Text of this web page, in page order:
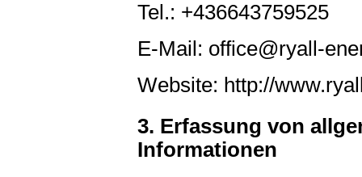
Tel.: +436643759525
E-Mail: office@ryall-
Website: http://
3. Erfassung von
Informationen